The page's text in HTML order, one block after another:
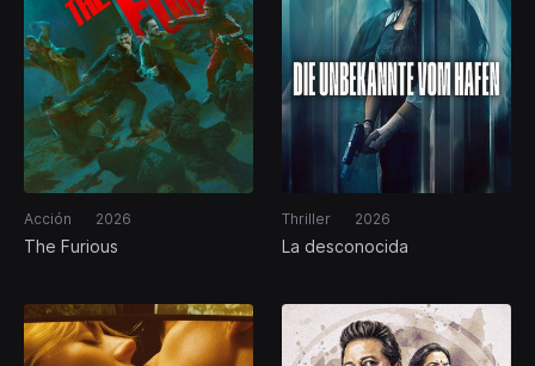
Acción 2026
The Furious
Thriller 2026
La desconocida